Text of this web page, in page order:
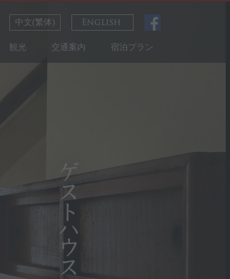
中文(繁体)
観光 交通案内 宿泊プラン